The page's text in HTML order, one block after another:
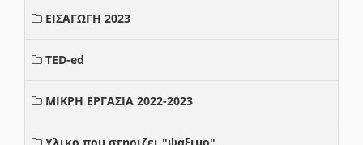
ΕΙΣΑΓΩΓΗ 2023
TED-ed
ΜΙΚΡΗ ΕΡΓΑΣΙΑ 2022-2023